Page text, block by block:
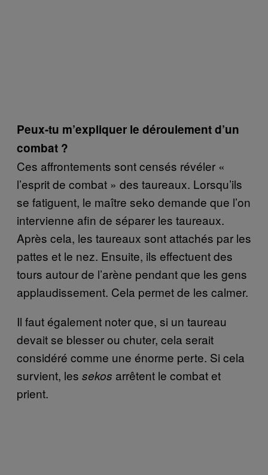
Peux-tu m’expliquer le déroulement d’un
combat ?
Ces affrontements sont censés révéler «
l’esprit de combat » des taureaux. Lorsqu’ils
se fatiguent, le maître seko demande que l’on
intervienne afin de séparer les taureaux.
Après cela, les taureaux sont attachés par les
pattes et le nez. Ensuite, ils effectuent des
tours autour de l’arène pendant que les gens
applaudissement. Cela permet de les calmer.
Il faut également noter que, si un taureau
devait se blesser ou chuter, cela serait
considéré comme une énorme perte. Si cela
survient, les sekos arrêtent le combat et
prient.